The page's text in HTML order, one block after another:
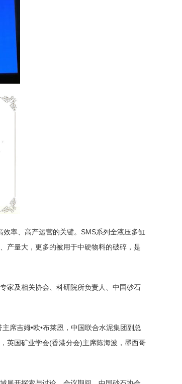
效率、高产运营的关键。SMS系列全液压多缸
产量大，更多的被用于中硬物料的破碎，是
家及相关协会、科研院所负责人、中国砂石
席吉姆•欧•布莱恩，中国联合水泥集团副总
英国矿业学会(香港分会)主席陈海波，墨西哥